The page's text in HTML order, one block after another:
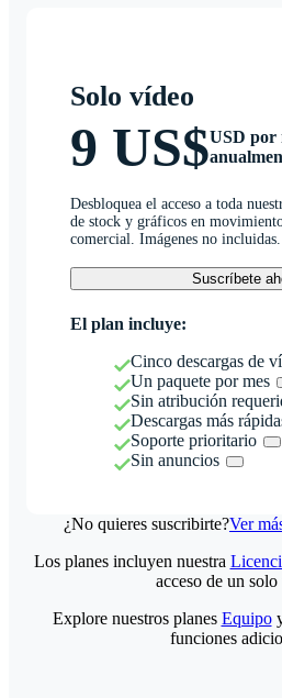
Solo vídeo
9 US$USD por
Desbloquea el acceso a toda
de stock y gráficos en
comercial. Imágenes no incluidas.
Suscríbete
El plan incluye:
Cinco descargas de
Un paquete por mes
Sin atribución
Descargas más
Soporte prioritario
Sin anuncios
¿No quieres suscribirte?Ver
Los planes incluyen nuestra
acceso de un solo
Explore nuestros planes Equipo
funciones